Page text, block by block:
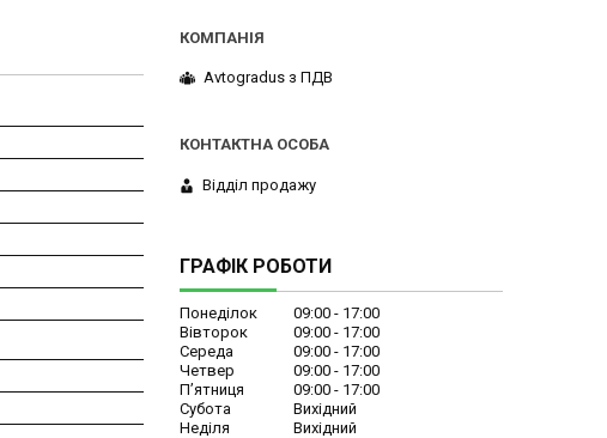
Avtogradus з ПДВ
Відділ продажу
ГРАФІК РОБОТИ
Понеділок 09:00
17:00
Вівторок
09:00
17:00
Середа
09:00
17:00
Четвер
09:00
17:00
Пʼятниця
09:00
17:00
Субота
Вихідний
Неділя
Вихідний